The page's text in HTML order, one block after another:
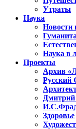
Утраты
Наука
Новости
Наука в
Проекты
Архив
Русский
Здоровье